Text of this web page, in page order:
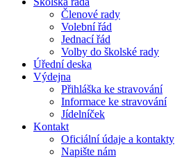
Členové rady
Volební řád
Jednací řád
Volby do školské rady
Úřední deska
Výdejna
Přihláška ke stravování
Informace ke stravování
Jídelníček
Kontakt
Oficiální údaje a kontakty
Napište nám